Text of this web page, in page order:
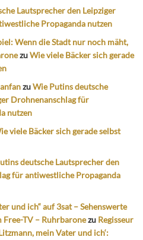
Lautsprecher den Leipziger
Propaganda nutzen
Wenn die Stadt nur noch mäht,
zuWie viele Bäcker sich gerade
zuWie Putins deutsche
Drohnenanschlag für
nutzen
viele Bäcker sich gerade selbst
deutsche Lautsprecher den
für antiwestliche Propaganda
und ich“ auf 3sat – Sehenswerte
Free-TV – Ruhrbaronezu Regisseur
mein Vater und ich‘: